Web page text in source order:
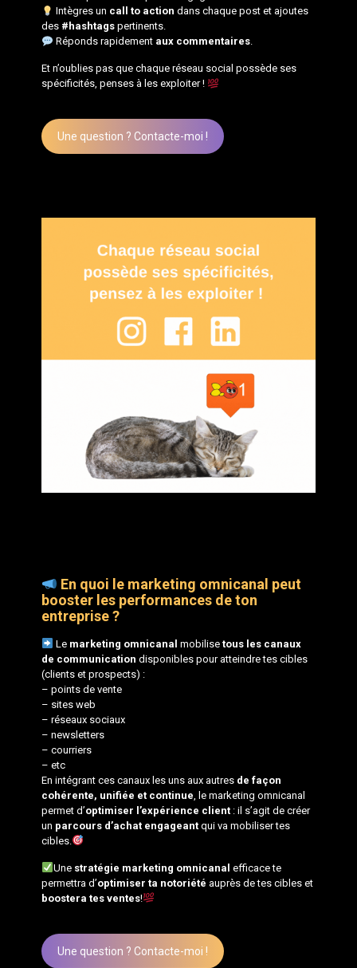
Intègres un call to action dans chaque post et ajoutes
des #hashtagspertinents.
Réponds rapidement aux commentaires.
Et n’oublies pas que chaque réseau social possède ses
spécificités, penses à les exploiter !
Une question ? Contacte-moi !
En quoi le marketing omnicanal peut
booster les performances de ton
entreprise ?
Le marketing omnicanal mobilise tous les canaux
de communication disponibles pour atteindre tes cibles
(clients et prospects) :
– points de vente
– sites web
– réseaux sociaux
– newsletters
– courriers
– etc
En intégrant ces canaux les uns aux autres de façon
cohérente, unifiée et continue , le marketing omnicanal
permet d’optimiser l’expérience client: il s’agit de créer
un parcours d’achat engageantqui va mobiliser tes
cibles.
Une stratégie marketing omnicanal efficace te
permettra d’optimiser ta notoriété auprès de tes cibles et
boostera tes ventes!
Une question ? Contacte-moi !